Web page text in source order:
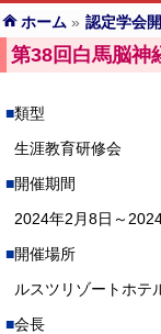
ホーム » 認定学会
第38回白馬脳神
類型
生涯教育研修会
開催期間
2024年2月8日～
開催場所
ルスツリゾートホテ
会長